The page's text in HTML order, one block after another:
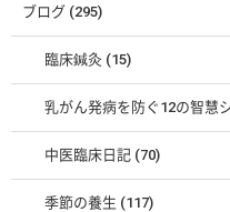
ブログ (295)
臨床鍼灸 (15)
乳がん発病を防ぐ12の智慧
中医臨床日記 (70)
季節の養生 (117)